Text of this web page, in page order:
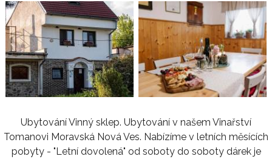
Ubytování Vinný sklep. Ubytování v našem Vinařství
Tomanovi Moravská Nová Ves. Nabízíme v letních měsících
pobyty - "Letní dovolená" od soboty do soboty dárek je